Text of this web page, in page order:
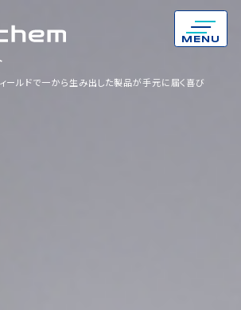
MENU
フィールドで一から生み出した製品が手元に届く喜び
ールドで一から生み出した製品が手元に届く喜び